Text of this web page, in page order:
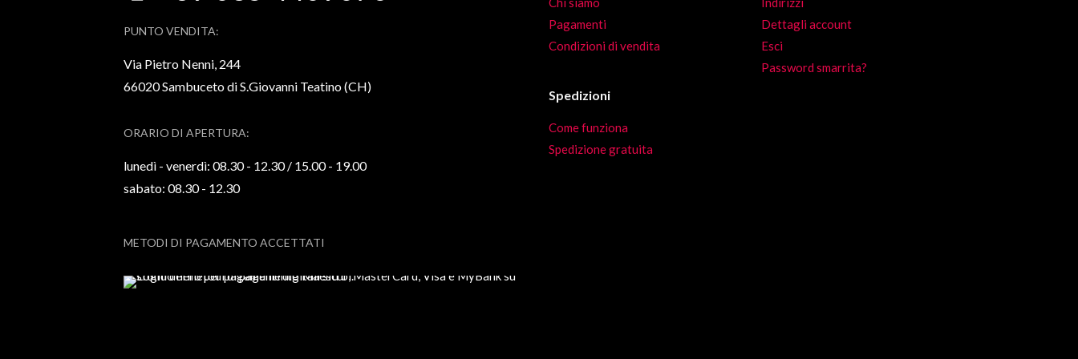
PUNTO VENDITA:
Via Pietro Nenni, 244
66020 Sambuceto di S.Giovanni Teatino (CH)
ORARIO DI APERTURA:
lunedì - venerdì: 08.30 - 12.30 / 15.00 - 19.00
sabato: 08.30 - 12.30
METODI DI PAGAMENTO ACCETTATI
Pagamenti
Condizioni di vendita
Spedizioni
Come funziona
Spedizione gratuita
Dettagli account
Esci
Password smarrita?